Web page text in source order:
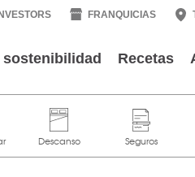
INVESTORS FRANQUICIAS
sostenibilidad Recetas